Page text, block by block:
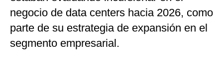
negocio de data centers hacia 2026, como
parte de su estrategia de expansión en el
segmento empresarial.